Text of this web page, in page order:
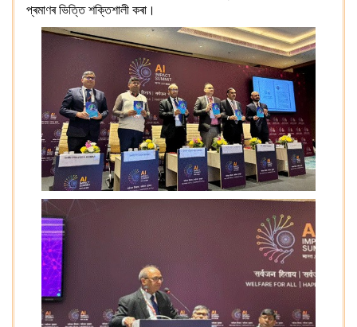
প্ৰমাণৰ ভিত্তি শক্তিশালী কৰা।